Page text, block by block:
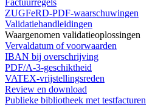
Factuurregels
ZUGFeRD-PDF-waarschuwingen
Validatiehandleidingen
Waargenomen validatieoplossingen
Vervaldatum of voorwaarden
IBAN bij overschrijving
PDF/A-3-geschiktheid
VATEX-vrijstellingsreden
Review en download
Publieke bibliotheek met testfacturen